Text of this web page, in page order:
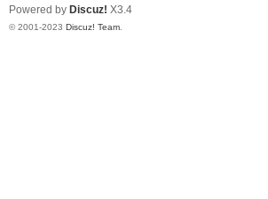
Powered by Discuz! X3.4
© 2001-2023 Discuz! Team.